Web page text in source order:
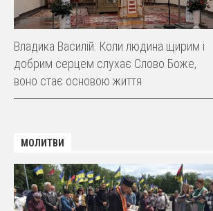
Владика Василій: Коли людина щирим і
добрим серцем слухає Слово Боже,
воно стає основою життя
МОЛИТВИ